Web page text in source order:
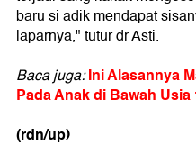
baru si adik mendapat
laparnya," tutur dr Asti.
Baca juga:Ini Alasannya
Pada Anak di Bawah Usia
(rdn/up)